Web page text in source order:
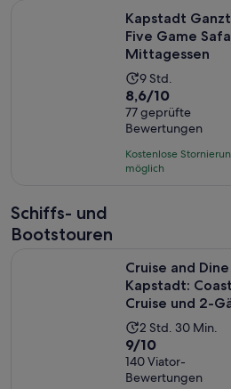
Kapstadt
Five Game
Mittagessen
Die
Aktivität
dauert
9
Stunden
9 Std.
8.6
von
10,
basierend
auf
8,6/10
77 geprüfte
Bewertungen
Kostenlose
möglich
Schiffs- und
Bootstouren
Cruise and
Kapstadt:
Cruise und 2-
Mittages...
Die
Aktivität
dauert
2
2 Std. 30 Min.
9.0
von
10,
9/10
140 Viator-
Bewertungen
Cruise and Dine Lunch /